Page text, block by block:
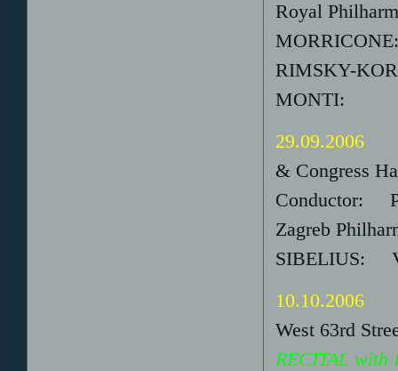
Royal
RIMSKY-
MONTI:
29.09.2006
& Congress
Conductor:
Zagreb
SIBELIUS:
10.10.2006
West 63rd
RECITAL